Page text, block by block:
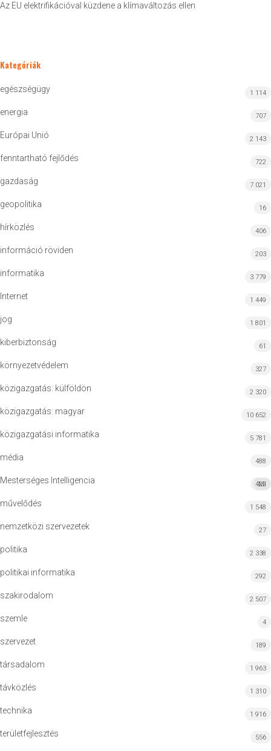
Az EU elektrifikációval küzdene a klímaváltozás ellen
Kategóriák
egészségügy 1 114
energia 707
Európai Unió 2 143
fenntartható fejlődés 722
gazdaság 7 021
geopolitika 16
hírközlés 406
információ röviden 203
informatika 3 779
Internet 1 449
jog 1 801
kiberbiztonság 61
környezetvédelem 327
közigazgatás: külföldön 2 320
közigazgatás: magyar 10 652
közigazgatási informatika 5 781
média 488
Mesterséges Intelligencia MI
422
művelődés 1 548
nemzetközi szervezetek 27
politika 2 338
politikai informatika 292
szakirodalom 2 507
szemle 4
szervezet 189
társadalom 1 963
távközlés 1 310
technika 1 916
területfejlesztés 556